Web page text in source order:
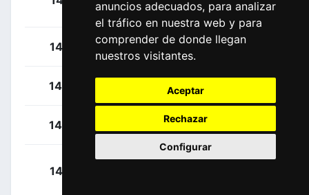
anuncios adecuados, para analizar
el tráfico en nuestra web y para
comprender de donde llegan
nuestros visitantes.
Aceptar
Rechazar
Configurar
Alberto
142 Bono, Matteo
143 Martin, Daniel
144 Mori, Manuele
145
Riabushenko,